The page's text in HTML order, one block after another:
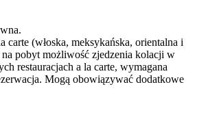
carte (włoska, meksykańska, orientalna i
na pobyt możliwość zjedzenia kolacji w
restauracjach a la carte, wymagana
Mogą obowiązywać dodatkowe